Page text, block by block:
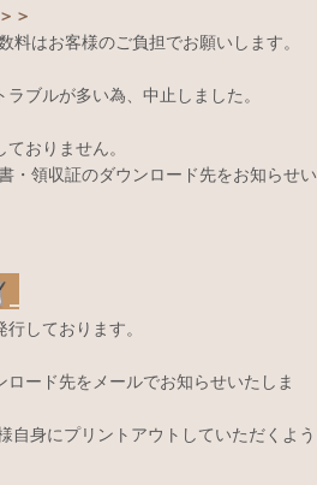
＞
料はお客様のご負担でお願いします。
ブルが多い為、中止しました。
おりません。
・領収証のダウンロード先をお知らせい
しております。
ード先をメールでお知らせいたしま
自身にプリントアウトしていただくよう